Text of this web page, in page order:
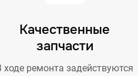
Качественные
запчасти
ходе ремонта задействуются